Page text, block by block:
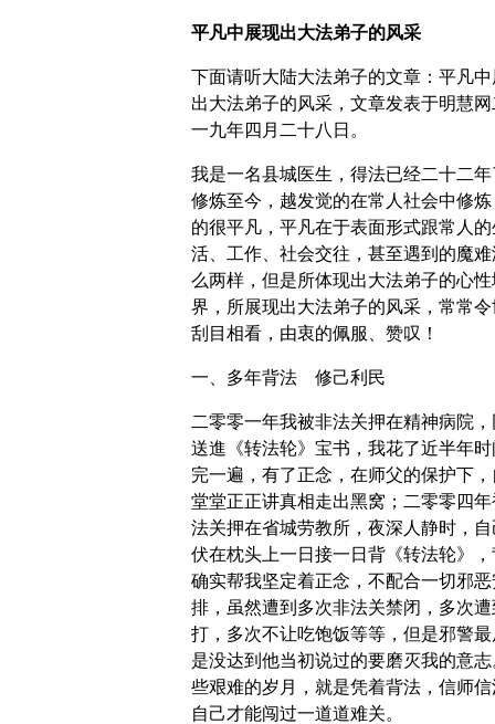
平凡中展现出大法弟子的风采
下面请听大陆大法弟子的文章：平凡中
出大法弟子的风采，文章发表于明慧网
一九年四月二十八日。
我是一名县城医生，得法已经二十二年
修炼至今，越发觉的在常人社会中修炼
的很平凡，平凡在于表面形式跟常人的
活、工作、社会交往，甚至遇到的魔难
么两样，但是所体现出大法弟子的心性
界，所展现出大法弟子的风采，常常令
刮目相看，由衷的佩服、赞叹！
一、多年背法 修己利民
二零零一年我被非法关押在精神病院
送進《转法轮》宝书，我花了近半年时
完一遍，有了正念，在师父的保护下，
堂堂正正讲真相走出黑窝；二零零四年
法关押在省城劳教所，夜深人静时，自
伏在枕头上一日接一日背《转法轮》，
确实帮我坚定着正念，不配合一切邪恶
排，虽然遭到多次非法关禁闭，多次遭
打，多次不让吃饱饭等等，但是邪警最
是没达到他当初说过的要磨灭我的意志
些艰难的岁月，就是凭着背法，信师信
自己才能闯过一道道难关。